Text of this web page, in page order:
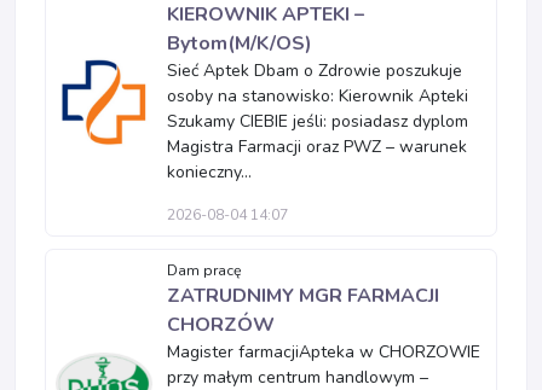
KIEROWNIK APTEKI –
Bytom(M/K/OS)
Sieć Aptek Dbam o Zdrowie poszukuje
osoby na stanowisko: Kierownik Apteki
Szukamy CIEBIE jeśli: posiadasz dyplom
Magistra Farmacji oraz PWZ – warunek
konieczny...
2026-08-04 14:07
Dam pracę
ZATRUDNIMY MGR FARMACJI
CHORZÓW
Magister farmacjiApteka w CHORZOWIE
przy małym centrum handlowym –